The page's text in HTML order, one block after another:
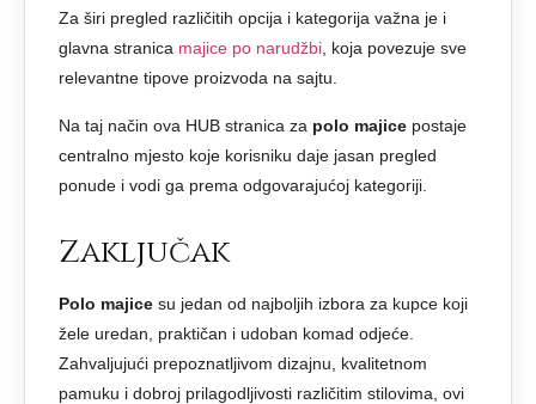
Za širi pregled različitih opcija i kategorija važna je i
glavna stranica majice po narudžbi , koja povezuje sve
relevantne tipove proizvoda na sajtu.
Na taj način ova HUB stranica za polo majice postaje
centralno mjesto koje korisniku daje jasan pregled
ponude i vodi ga prema odgovarajućoj kategoriji.
Zaključak
Polo majice su jedan od najboljih izbora za kupce koji
žele uredan, praktičan i udoban komad odjeće.
Zahvaljujući prepoznatljivom dizajnu, kvalitetnom
pamuku i dobroj prilagodljivosti različitim stilovima, ovi